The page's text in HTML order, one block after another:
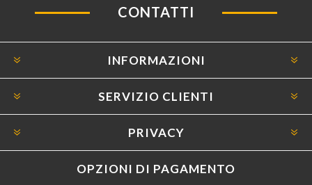
CONTATTI
INFORMAZIONI
SERVIZIO CLIENTI
PRIVACY
OPZIONI DI PAGAMENTO